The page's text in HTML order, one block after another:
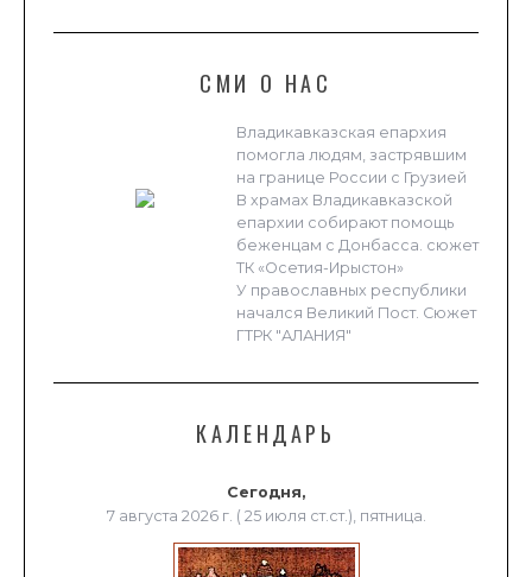
СМИ О НАС
Владикавказская епархия
помогла людям, застрявшим
на границе России с Грузией
В храмах Владикавказской
епархии собирают помощь
беженцам с Донбасса. сюжет
ТК «Осетия-Ирыстон»
У православных республики
начался Великий Пост. Сюжет
ГТРК "АЛАНИЯ"
КАЛЕНДАРЬ
Сегодня,
7 августа 2026 г. ( 25 июля ст.ст.), пятница.